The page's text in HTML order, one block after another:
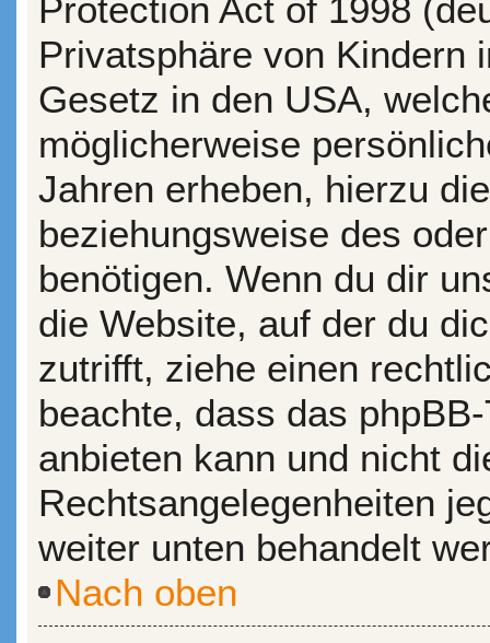
Protection Act of 1998
Privatsphäre von Kindern
Gesetz in den USA,
möglicherweise
Jahren erheben, hierzu
beziehungsweise des
benötigen. Wenn du dir
die Website, auf der du
zutrifft, ziehe einen
beachte, dass das
anbieten kann und nicht
Rechtsangelegenheiten
weiter unten behandelt
Nach oben